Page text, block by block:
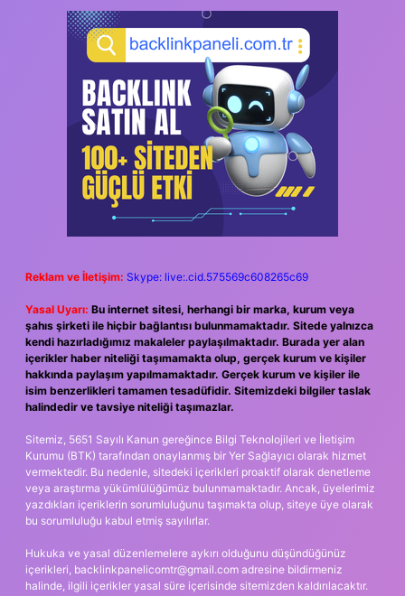
Reklam ve İletişim: Skype: live:.cid.575569c608265c69
Yasal Uyarı: Bu internet sitesi, herhangi bir marka, kurum veya
şahıs şirketi ile hiçbir bağlantısı bulunmamaktadır. Sitede yalnızca
kendi hazırladığımız makaleler paylaşılmaktadır. Burada yer alan
içerikler haber niteliği taşımamakta olup, gerçek kurum ve kişiler
hakkında paylaşım yapılmamaktadır. Gerçek kurum ve kişiler ile
isim benzerlikleri tamamen tesadüfidir. Sitemizdeki bilgiler taslak
halindedir ve tavsiye niteliği taşımazlar.
Sitemiz, 5651 Sayılı Kanun gereğince Bilgi Teknolojileri ve İletişim
Kurumu (BTK) tarafından onaylanmış bir Yer Sağlayıcı olarak hizmet
vermektedir. Bu nedenle, sitedeki içerikleri proaktif olarak denetleme
veya araştırma yükümlülüğümüz bulunmamaktadır. Ancak, üyelerimiz
yazdıkları içeriklerin sorumluluğunu taşımakta olup, siteye üye olarak
bu sorumluluğu kabul etmiş sayılırlar.
Hukuka ve yasal düzenlemelere aykırı olduğunu düşündüğünüz
içerikleri, backlinkpanelicomtr@gmail.com adresine bildirmeniz
halinde, ilgili içerikler yasal süre içerisinde sitemizden kaldırılacaktır.